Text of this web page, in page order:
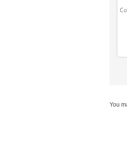
You